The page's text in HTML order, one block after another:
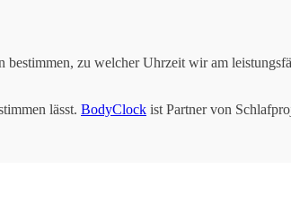
zu welcher Uhrzeit wir am
lässt. BodyClock ist Partner von